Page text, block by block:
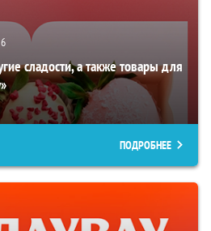
6
сладости, а также товары для
ПОДРОБНЕЕ